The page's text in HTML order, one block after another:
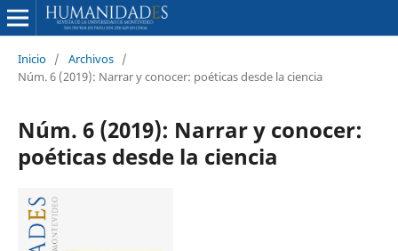
Inicio / Archivos /
Núm. 6 (2019): Narrar y conocer: poéticas desde la ciencia
Núm. 6 (2019): Narrar y conocer:
poéticas desde la ciencia